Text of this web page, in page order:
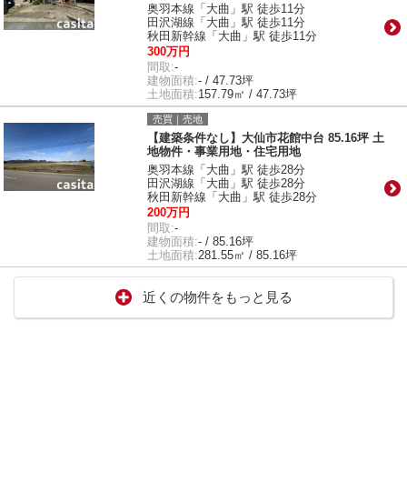
奥羽本線「大曲」駅 徒歩11分
田沢湖線「大曲」駅 徒歩11分
秋田新幹線「大曲」駅 徒歩11分
300万円
間取:-
建物面積:- / 47.73坪
土地面積:157.79㎡ / 47.73坪
売買｜売地
【建築条件なし】大仙市花館中台 85.16坪 土
地物件・事業用地・住宅用地
奥羽本線「大曲」駅 徒歩28分
田沢湖線「大曲」駅 徒歩28分
秋田新幹線「大曲」駅 徒歩28分
200万円
間取:-
建物面積:- / 85.16坪
土地面積:281.55㎡ / 85.16坪
近くの物件をもっと見る